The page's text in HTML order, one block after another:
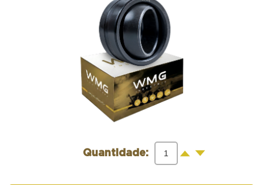
Quantidade: + -